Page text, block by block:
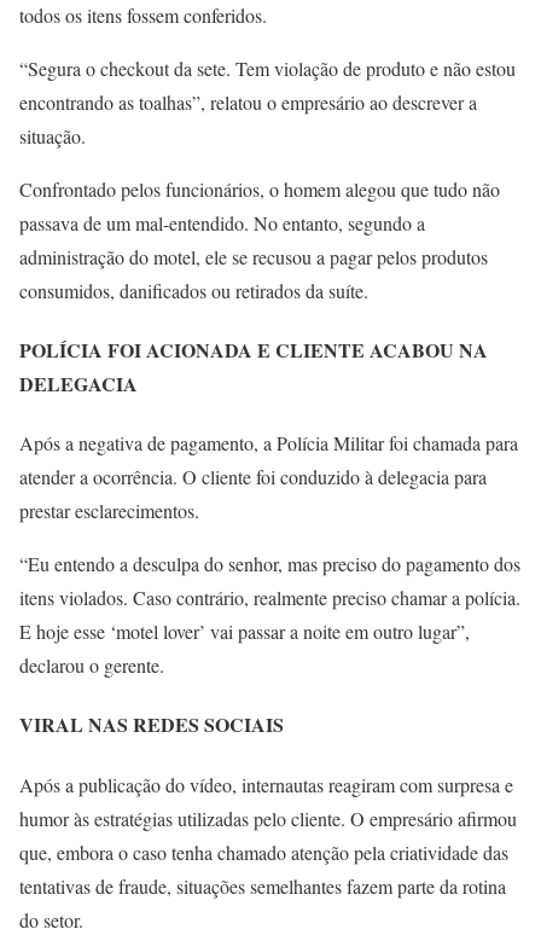
todos os itens fossem conferidos.
“Segura o checkout da sete. Tem violação de produto e não estou
encontrando as toalhas”, relatou o empresário ao descrever a
situação.
Confrontado pelos funcionários, o homem alegou que tudo não
passava de um mal-entendido. No entanto, segundo a
administração do motel, ele se recusou a pagar pelos produtos
consumidos, danificados ou retirados da suíte.
POLÍCIA FOI ACIONADA E CLIENTE ACABOU NA
DELEGACIA
Após a negativa de pagamento, a Polícia Militar foi chamada para
atender a ocorrência. O cliente foi conduzido à delegacia para
prestar esclarecimentos.
“Eu entendo a desculpa do senhor, mas preciso do pagamento dos
itens violados. Caso contrário, realmente preciso chamar a polícia.
E hoje esse ‘motel lover’ vai passar a noite em outro lugar”,
declarou o gerente.
VIRAL NAS REDES SOCIAIS
Após a publicação do vídeo, internautas reagiram com surpresa e
humor às estratégias utilizadas pelo cliente. O empresário afirmou
que, embora o caso tenha chamado atenção pela criatividade das
tentativas de fraude, situações semelhantes fazem parte da rotina
do setor.